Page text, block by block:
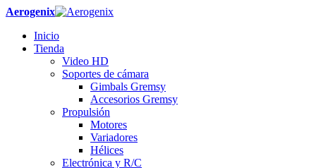
Aerogenix
Inicio
Tienda
Video HD
Soportes de cámara
Gimbals Gremsy
Accesorios Gremsy
Propulsión
Motores
Variadores
Hélices
Electrónica y R/C